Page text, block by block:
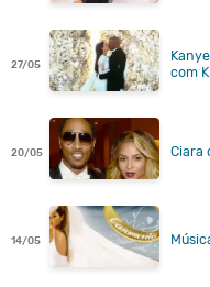
27/05
com
20/05 Ciara
14/05